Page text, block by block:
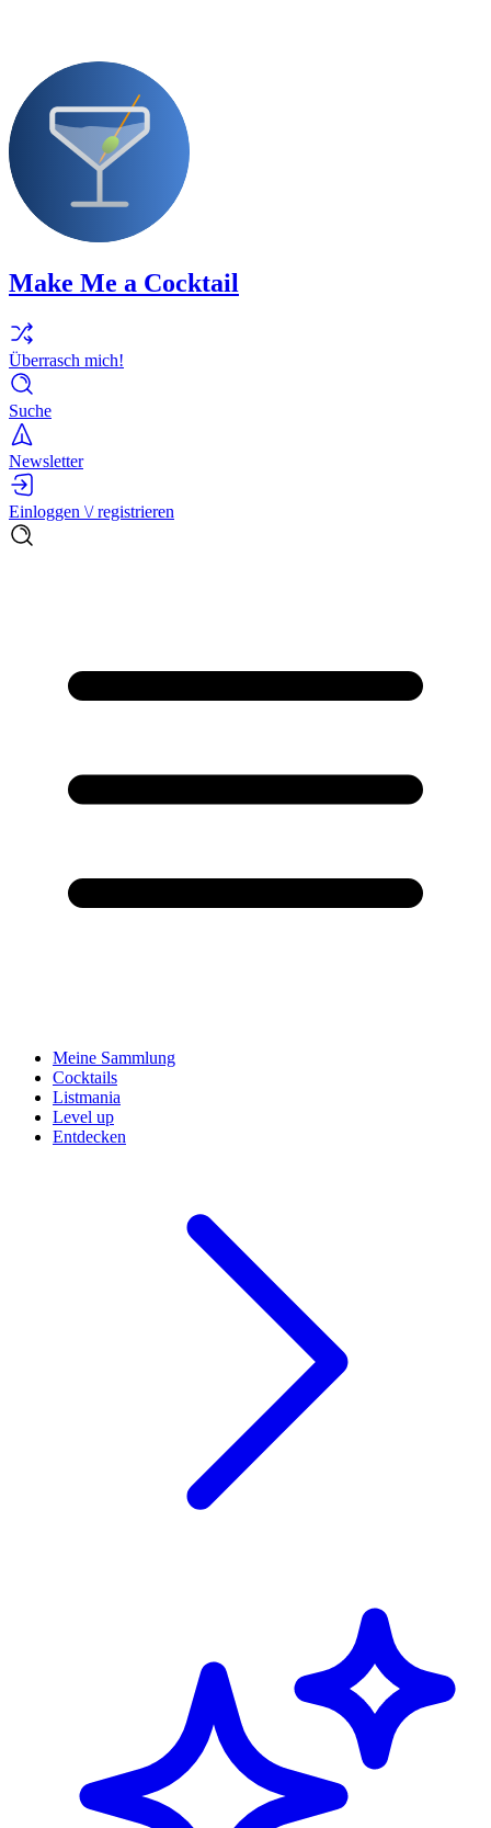
Make Me a Cocktail
Überrasch mich!
Suche
Newsletter
Einloggen \/ registrieren
Meine Sammlung
Cocktails
Listmania
Level up
Entdecken